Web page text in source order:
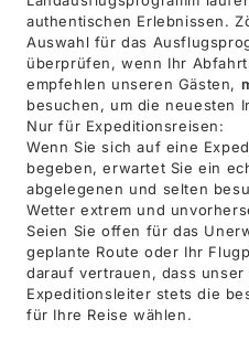
authentischen Erlebnissen.
Auswahl für das
überprüfen, wenn Ihr
empfehlen unseren Gästen,
besuchen, um die neuesten
Nur für Expeditionsreisen:
Wenn Sie sich auf eine
begeben, erwartet Sie ein
abgelegenen und selten
Wetter extrem und
Seien Sie offen für das
geplante Route oder Ihr
darauf vertrauen, dass unser
Expeditionsleiter stets die
für Ihre Reise wählen.